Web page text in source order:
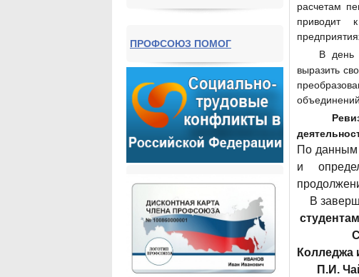
ПРОФСОЮЗ ПОМОГ
расчетам
приводит
В день
выразить
объединений.
По данным
и
В
Колледжа
П.И.